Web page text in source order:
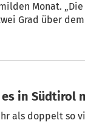
Monat.
Grad über
es in Südtirol
als doppelt so